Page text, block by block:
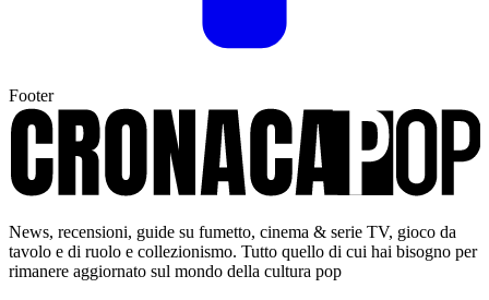
Footer
News, recensioni, guide su fumetto, cinema & serie TV, gioco da
tavolo e di ruolo e collezionismo. Tutto quello di cui hai bisogno per
rimanere aggiornato sul mondo della cultura pop